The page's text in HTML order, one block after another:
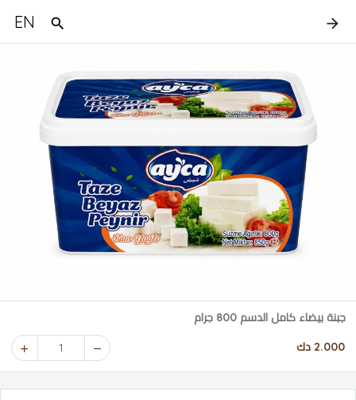
EN
جبنة بيضاء كامل الدسم 800 جرام
2.000 دك 1